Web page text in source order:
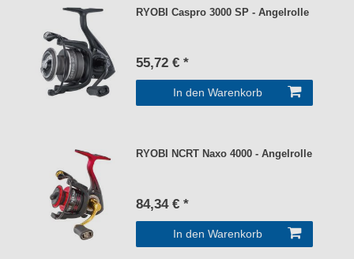
RYOBI Caspro 3000 SP - Angelrolle
55,72 € *
In den Warenkorb
RYOBI NCRT Naxo 4000 - Angelrolle
84,34 € *
In den Warenkorb